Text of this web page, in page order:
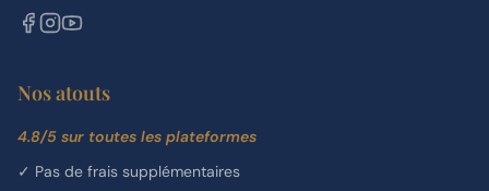
Nos atouts
4.8/5 sur toutes les plateformes
✓ Pas de frais supplémentaires